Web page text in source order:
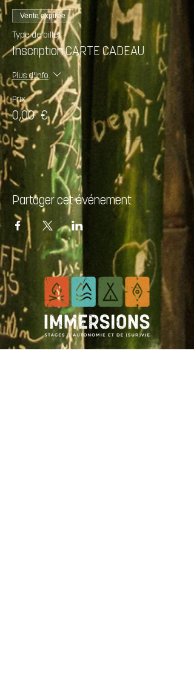
Vente expirée
Type de billet
Inscription CARTE CADEAU
Plus d'info
Prix
0,00 €
Partager cet événement